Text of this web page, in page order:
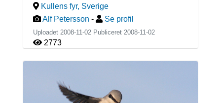
Kullens fyr, Sverige
Alf Petersson - Se profil
Uploadet 2008-11-02 Publiceret 2008-11-02
2773